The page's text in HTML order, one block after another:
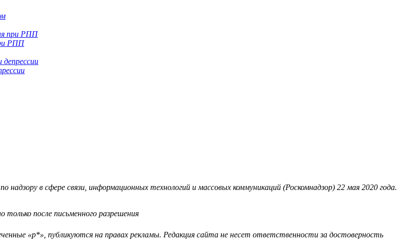
РПП
надзору в сфере связи, информационных технологий и массовых коммуникаций (Роскомнадзор) 22 мая 2020 года.
после письменного разрешения
«р*», публикуются на правах рекламы. Редакция сайта не несет ответственности за достоверность